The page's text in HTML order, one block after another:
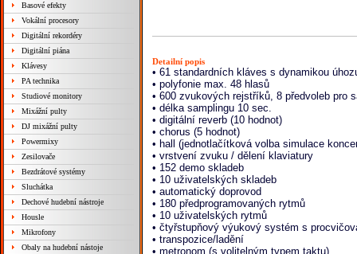
Basové efekty
Vokální procesory
Digitální rekordéry
Digitální piána
Klávesy
PA technika
Studiové monitory
Mixážní pulty
DJ mixážní pulty
Powermixy
Zesilovače
Bezdrátové systémy
Sluchátka
Dechové hudební nástroje
Housle
Mikrofony
Obaly na hudební nástoje
Detailní popis
• 61 standardních kláves s dynamikou
• polyfonie max. 48 hlasů
• 600 zvukových rejstříků, 8 předvoleb pro
• délka samplingu 10 sec.
• digitální reverb (10 hodnot)
• chorus (5 hodnot)
• hall (jednotlačítková volba simulace
• vrstvení zvuku / dělení klaviatury
• 152 demo skladeb
• 10 uživatelských skladeb
• automatický doprovod
• 180 předprogramovaných rytmů
• 10 uživatelských rytmů
• čtyřstupňový výukový systém s
• transpozice/ladění
• metronom (s volitelným typem taktu)